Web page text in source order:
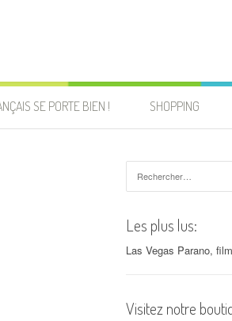
SE PORTE BIEN ! SHOPPING
Les plus lus:
Las Vegas Parano,
Visitez notre